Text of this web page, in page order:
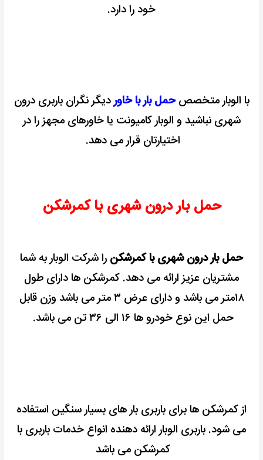
خود را دارد.
با الوبار متخصصحمل بار با خاوردیگر نگران باربری درون
شهری نباشید و الوبار کامیونت یا خاورهای مجهز را در
اختیارتان قرار می دهد.
حمل بار درون شهری با کمرشکن
حمل بار درون شهری با کمرشکن را شرکت الوبار به شما
مشتریان عزیز ارائه می دهد. کمرشکن ها دارای طول
۱۸متر می باشد
و دارای عرض ۳ متر می باشد
وزن قابل
حمل این نوع خودرو ها ۱۶ الی ۳۶ تن می باشد.
از کمرشکن ها برای باربری بار های بسیار سنگین استفاده
می شود. باربری الوبار ارائه دهنده انواع خدمات باربری با
کمرشکن می باشد